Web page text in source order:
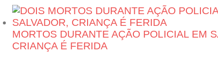
MORTOS DURANTE AÇÃO POLICIAL EM
CRIANÇA É FERIDA